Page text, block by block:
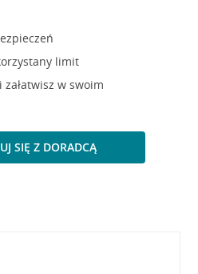
limit
w swoim
SIĘ Z DORADCĄ